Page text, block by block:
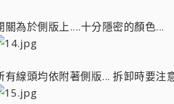
關為於側版上....十分隱密的顏色...
有線頭均依附著側版... 拆卸時要注